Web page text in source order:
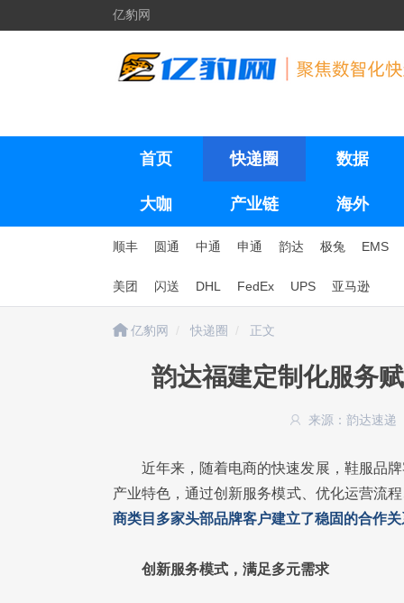
亿豹网
首页 快递圈 数据
大咖 产业链 海外
顺丰 圆通 中通 申通 韵达 极兔 EMS
美团 闪送 DHL FedEx UPS 亚马逊
亿豹网 快递圈 正文
韵达福建定制化服务
来源：韵达速递
近年来，随着电商的快速发展，鞋服品
产业特色，通过创新服务模式、优化运营流
商类目多家头部品牌客户建立了稳固的合作
创新服务模式，满足多元需求